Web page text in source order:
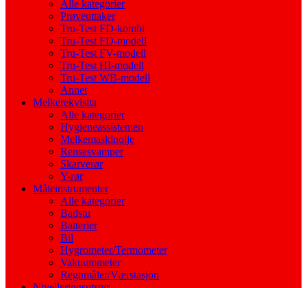
Alle kategorier
Prøveuttaker
Tru-Test FD-kombi
Tru-Test FD-modell
Tru-Test FV-modell
Tru-Test HI-modell
Tru-Test WB-modell
Annet
Melkerekvisita
Alle kategorier
Hygieneassistenten
Melkemaskinolje
Rensesvamper
Skarverør
Y-rør
Måleinstrumenter
Alle kategorier
Badstu
Batterier
Bil
Hygrometer/Termometer
Vakuummeter
Regnmåler/Værstasjon